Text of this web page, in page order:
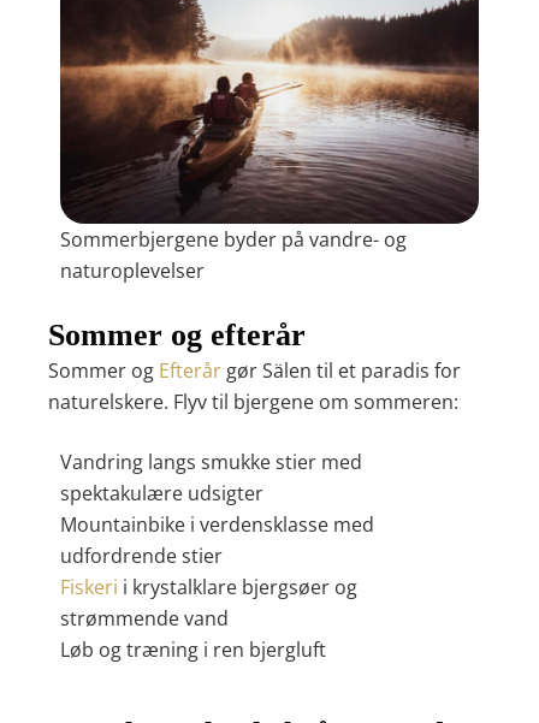
Sommerbjergene byder på vandre- og
naturoplevelser
Sommer og efterår
Sommer og Efterår gør Sälen til et paradis for
naturelskere. Flyv til bjergene om sommeren:
Vandring langs smukke stier med
spektakulære udsigter
Mountainbike i verdensklasse med
udfordrende stier
Fiskeri i krystalklare bjergsøer og
strømmende vand
Løb og træning i ren bjergluft